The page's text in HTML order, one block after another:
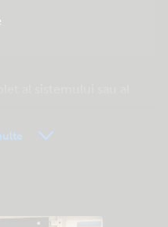
distanță – Întrebări